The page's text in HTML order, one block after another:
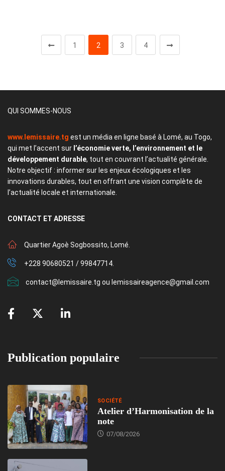
1 2 3 4
QUI SOMMES-NOUS
www.lemissaire.tg est un média en ligne basé à Lomé, au Togo,
qui met l’accent sur l’économie verte, l’environnement et le
développement durable, tout en couvrant l’actualité générale.
Notre objectif : informer sur les enjeux écologiques et les
innovations durables, tout en offrant une vision complète de
l’actualité locale et internationale.
CONTACT ET ADRESSE
Quartier Agoè Sogbossito, Lomé.
+228 90680521 / 99847714.
contact@lemissaire.tg ou lemissaireagence@gmail.com
Publication populaire
SOCIÉTÉ
Atelier d’Harmonisation de la
note
07/08/2026